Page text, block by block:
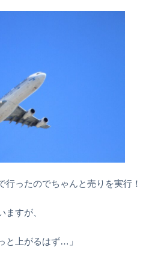
行ったのでちゃんと売りを実行！
ますが、
と上がるはず…」